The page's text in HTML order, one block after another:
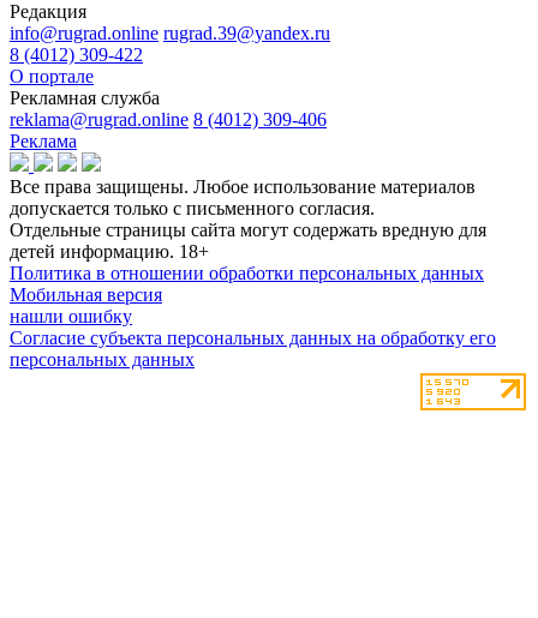
Редакция
info@rugrad.online rugrad.39@yandex.ru
8 (4012) 309-422
О портале
Рекламная служба
reklama@rugrad.online 8 (4012) 309-406
Реклама
Все права защищены. Любое использование материалов
допускается только с письменного согласия.
Отдельные страницы сайта могут содержать вредную для
детей информацию. 18+
Политика в отношении обработки персональных данных
Мобильная версия
нашли ошибку
Согласие субъекта персональных данных на обработку его
персональных данных